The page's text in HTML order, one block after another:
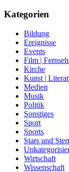
Kategorien
Bildung
Ereignisse
Events
Film |
Kirche
Kunst |
Medien
Musik
Politik
Sonstiges
Sport
Sports
Stars und
Wirtschaft
Wissenschaft